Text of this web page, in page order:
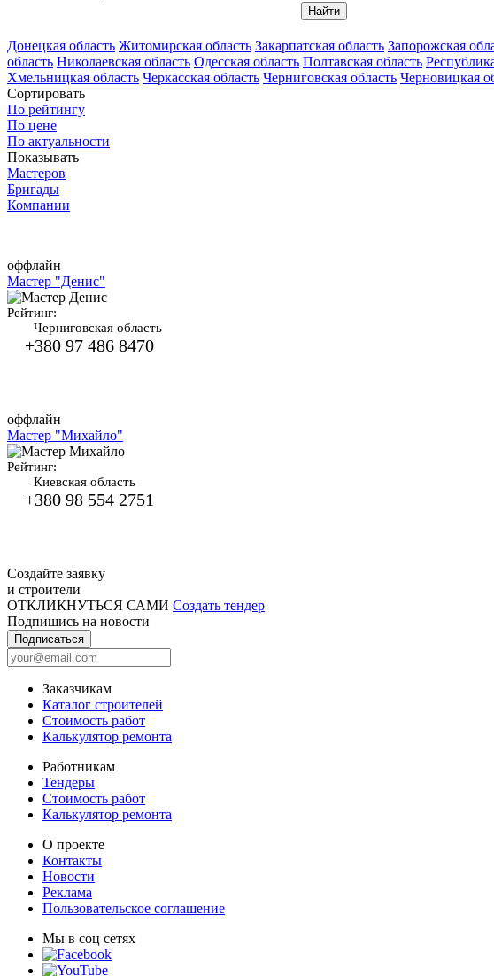
Найти
Донецкая область Житомирская область Закарпатская область Запорожская
область Николаевская область Одесская область Полтавская область
Хмельницкая область Черкасская область Черниговская область Черновицкая
Сортировать
По рейтингу
По цене
По актуальности
Показывать
Мастеров
Бригады
Компании
оффлайн
Мастер "Денис"
Рейтинг:
Черниговская область
+380 97 486 8470
оффлайн
Мастер "Михайло"
Рейтинг:
Киевская область
+380 98 554 2751
Создайте заявку
и строители
ОТКЛИКНУТЬСЯ САМИ Создать тендер
Подпишись на новости
Подписаться
Заказчикам
Каталог строителей
Стоимость работ
Калькулятор ремонта
Работникам
Тендеры
Стоимость работ
Калькулятор ремонта
О проекте
Контакты
Новости
Реклама
Пользовательское соглашение
Мы в соц сетях